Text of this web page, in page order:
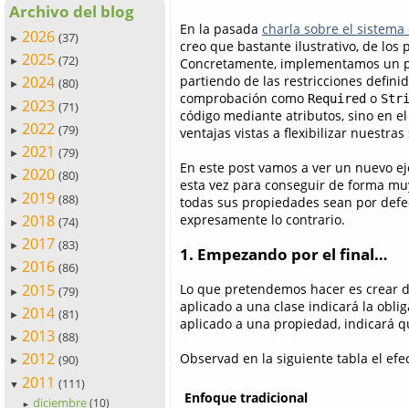
Archivo del blog
► 2026 (37)
► 2025 (72)
► 2024 (80)
► 2023 (71)
► 2022 (79)
► 2021 (79)
► 2020 (80)
► 2019 (88)
► 2018 (74)
► 2017 (83)
► 2016 (86)
► 2015 (79)
► 2014 (81)
► 2013 (88)
► 2012 (90)
▼ 2011 (111)
► diciembre (10)
En la pasada charla sobre el sistema
creo que bastante ilustrativo, de los
Concretamente, implementamos un
partiendo de las restricciones
comprobación como Required o
código mediante atributos, sino en
ventajas vistas a flexibilizar nuestras
En este post vamos a ver un nuevo
esta vez para conseguir de forma
todas sus propiedades sean por
expresamente lo contrario.
1. Empezando por el final…
Lo que pretendemos hacer es crear
aplicado a una clase indicará la
aplicado a una propiedad, indicará
Observad en la siguiente tabla el
Enfoque tradicional